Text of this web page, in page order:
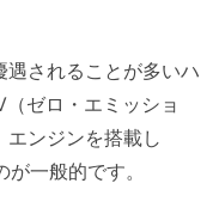
遇されることが多いハ
ゼロ・エミッショ
エンジンを搭載し
一般的です。